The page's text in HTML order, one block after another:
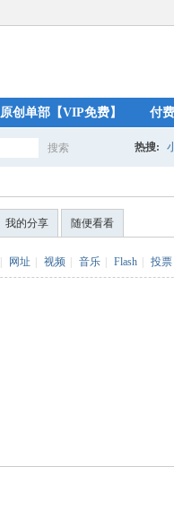
原创单部【VIP免费】 付
搜索 热搜:
我的分享 随便看看
网址 视频 音乐 Flash 投票